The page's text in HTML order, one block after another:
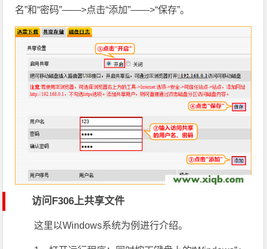
名”和“密码”——>点击“添加”——>“保存”。
访问F306上共享文件
这里以Windows系统为例进行介绍。